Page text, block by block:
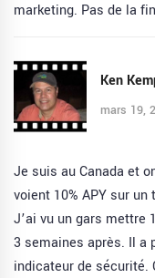
marketing. Pas de la
Ken
mars 19,
Je suis au Canada et
voient 10% APY sur
J’ai vu un gars mettre
3 semaines après. Il a
indicateur de sécurité.